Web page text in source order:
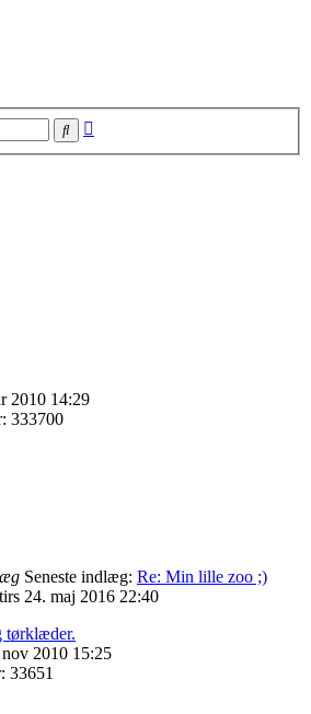
Søg
2010 14:29
333700
Seneste indlæg: Re: Min lille zoo ;)
tirs 24. maj 2016 22:40
tørklæder.
2010 15:25
33651